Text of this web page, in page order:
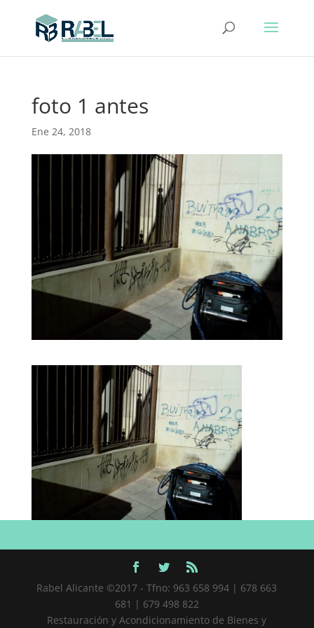
foto 1 antes
Ene 24, 2018
Rabel Alicante ©2017 - Tfno: 963 658 994 | 678 663
681 | 679 498 822
Restauración y Acondicionamiento de Bienes y